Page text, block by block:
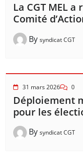
La CGT MEL
Comité
By syndicat CGT
31 mars 2026 0
Déploiement
pour les
By syndicat CGT